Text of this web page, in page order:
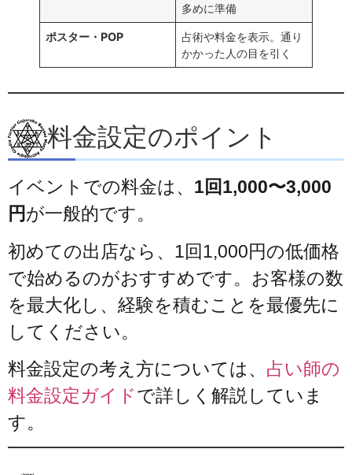
多めに準備
ポスター・POP
占術や料金を表示。通り
かかった人の目を引く
料金設定のポイント
イベントでの料金は、 1回1,000〜3,000
円が一般的です。
初めての出店なら、1回1,000円の低価格
で始めるのがおすすめです。お客様の数
を最大化し、経験を積むことを最優先に
してください。
料金設定の考え方については、 占い師の
料金設定ガイドで詳しく解説していま
す。